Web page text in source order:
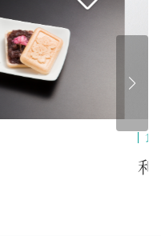
食
利